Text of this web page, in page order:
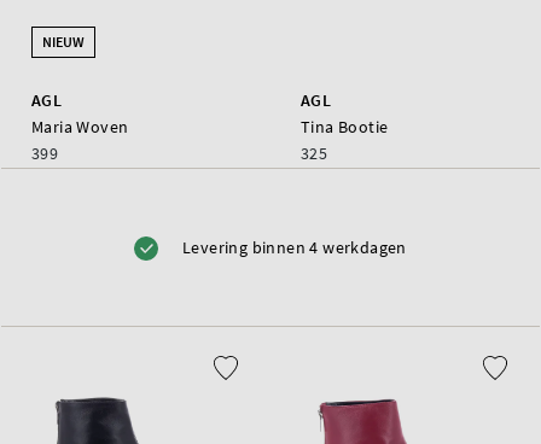
NIEUW
AGL
Maria Woven
399
AGL
Tina Bootie
325
Levering binnen 4 werkdagen